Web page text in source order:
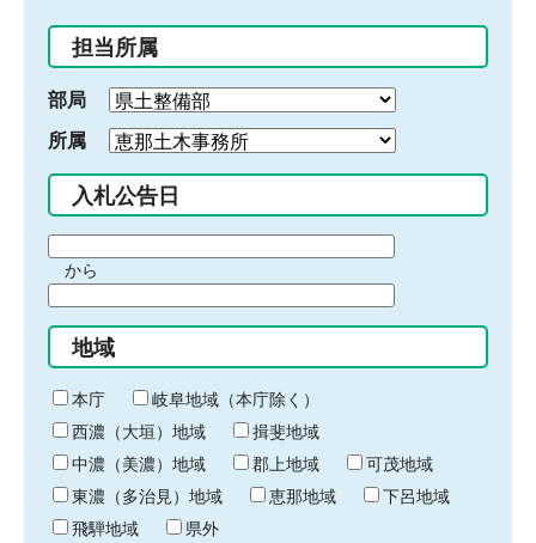
入
力
担当所属
部局
所属
入札公告日
間
始
り
から
間
終
わ
り
地域
本庁
岐阜地域（本庁除く）
西濃（大垣）地域
揖斐地域
中濃（美濃）地域
郡上地域
可茂地域
東濃（多治見）地域
恵那地域
下呂地域
飛騨地域
県外